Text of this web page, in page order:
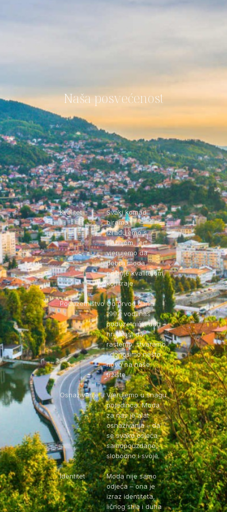
Naša posvećenost
Kvalitet
Svaki komad
biramo i
izrađujemo s
pažnjom, jer
vjerujemo da
dobra moda
počinje kvalitetom
koji traje.
Poduzetništvo Od prvog dana
1997. vodi nas
poduzetnički duh –
hrabrost da
rastemo, stvaramo
i donosimo nešto
novo na naše
tržište.
Osnaživanje
Vjerujemo u snagu
pojedinca. Moda
za nas je alat
osnaživanja – da
se svako osjeća
samopouzdano,
slobodno i svoje.
Identitet
Moda nije samo
odjeća – ona je
izraz identiteta,
ličnog stila i duha